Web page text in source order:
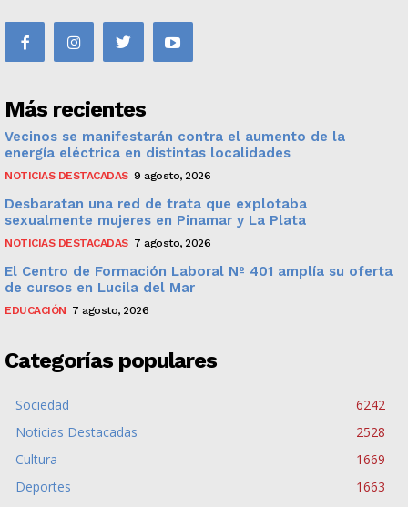
Más recientes
Vecinos se manifestarán contra el aumento de la
energía eléctrica en distintas localidades
NOTICIAS DESTACADAS 9 agosto, 2026
Desbaratan una red de trata que explotaba
sexualmente mujeres en Pinamar y La Plata
NOTICIAS DESTACADAS 7 agosto, 2026
El Centro de Formación Laboral Nº 401 amplía su oferta
de cursos en Lucila del Mar
EDUCACIÓN 7 agosto, 2026
Categorías populares
Sociedad
6242
Noticias Destacadas
2528
Cultura
1669
Deportes
1663